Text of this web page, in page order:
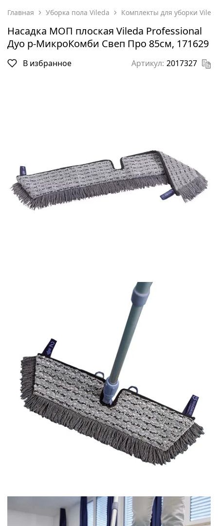
Главная Уборка пола Vileda Комплекты для уборки
Насадка МОП плоская Vileda Professional
Дуо р-МикроКомби Свеп Про 85см, 171629
В избранное Артикул: 2017327